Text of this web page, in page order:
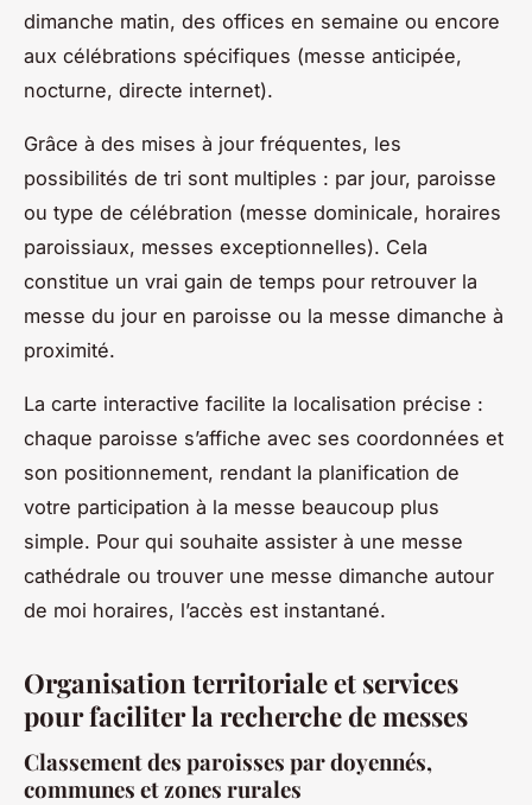
dimanche matin, des offices en semaine ou encore
aux célébrations spécifiques (messe anticipée,
nocturne, directe internet).
Grâce à des mises à jour fréquentes, les
possibilités de tri sont multiples : par jour, paroisse
ou type de célébration (messe dominicale, horaires
paroissiaux, messes exceptionnelles). Cela
constitue un vrai gain de temps pour retrouver la
messe du jour en paroisse ou la messe dimanche à
proximité.
La carte interactive facilite la localisation précise :
chaque paroisse s’affiche avec ses coordonnées et
son positionnement, rendant la planification de
votre participation à la messe beaucoup plus
simple. Pour qui souhaite assister à une messe
cathédrale ou trouver une messe dimanche autour
de moi horaires, l’accès est instantané.
Organisation territoriale et services
pour faciliter la recherche de messes
Classement des paroisses par doyennés,
communes et zones rurales